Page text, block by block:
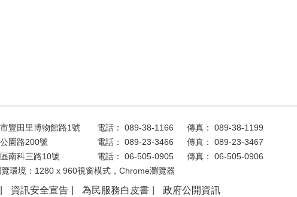
豐田里博物館路1號 電話： 089-38-1166
傳真： 089-38-1199
園路200號 電話： 089-23-3466
傳真： 089-23-3467
南科三路10號 電話： 06-505-0905
傳真： 06-505-0906
環境：1280 x 960視窗模式，Chrome瀏覽器
資訊安全宣告 為民服務白皮書 政府公開資訊